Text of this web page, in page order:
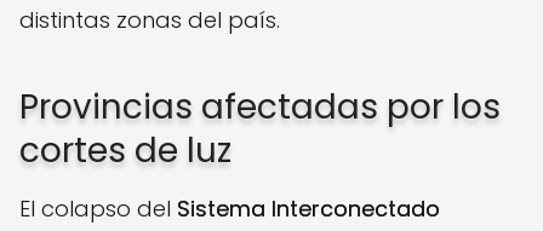
distintas zonas del país.
Provincias afectadas por los
cortes de luz
El colapso del Sistema Interconectado